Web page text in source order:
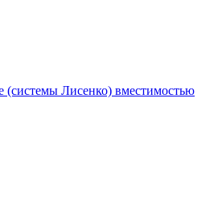
(системы Лисенко) вместимостью